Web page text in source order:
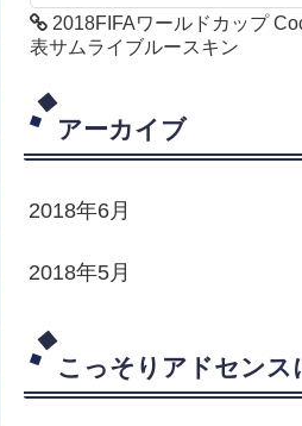
2018FIFAワールドカップ
表サムライブルースキン
アーカイブ
2018年6月
2018年5月
こっそりアドセンス